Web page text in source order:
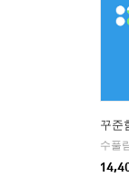
꾸준
수풀